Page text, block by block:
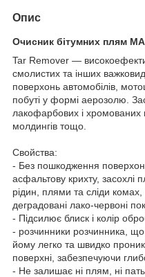
Опис
Очисник бітумних плям
Tar Remover —
смолистих та інших
поверхонь автомобілів,
побуті у формі аерозолю.
лакофарбових і хромованих
молдингів тощо.
Свойства:
- Без пошкодження
асфальтову крихту, засохлі
рідин, плями та сліди
деградовані лако-червоні
- Підсилює блиск і колір
- розчинники розчинника,
йому легко та швидко
поверхні, забезпечуючи
- Не залишає ні плям, ні